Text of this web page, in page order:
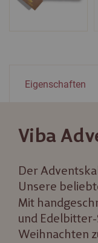
Eigenschaften
Viba
Der
Unsere
Mit
und
Weihnachten